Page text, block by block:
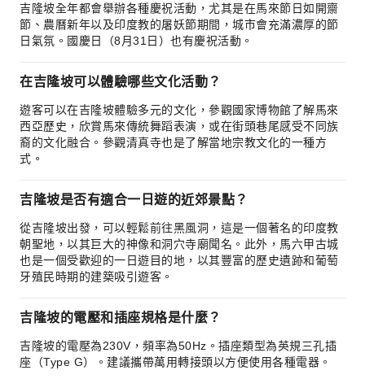
吉隆坡全年都會舉辦各種慶祝活動，尤其是在馬來節日如開齋
節、農曆新年以及印度教的屠妖節期間，城市會充滿濃厚的節
日氣氛。國慶日（8月31日）也有慶祝活動。
在吉隆坡可以體驗哪些文化活動？
遊客可以在吉隆坡體驗多元的文化，參觀國家博物館了解馬來
西亞歷史，欣賞馬來傳統舞蹈表演，或在街頭巷尾感受不同族
裔的文化融合。參觀清真寺也是了解當地宗教文化的一種方
式。
吉隆坡是否有適合一日遊的近郊景點？
從吉隆坡出發，可以輕鬆前往黑風洞，這是一個著名的印度教
朝聖地，以其巨大的神像和洞穴寺廟聞名。此外，馬六甲古城
也是一個受歡迎的一日遊目的地，以其豐富的歷史遺跡和葡萄
牙殖民時期的建築吸引遊客。
吉隆坡的電壓和插座規格是什麼？
吉隆坡的電壓為230V，頻率為50Hz。插座類型為英規三孔插
座（Type G）。建議攜帶萬用轉接頭以方便使用各種電器。